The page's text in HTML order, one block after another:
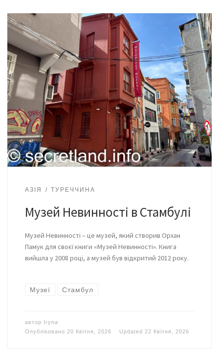
АЗІЯ ТУРЕЧЧИНА
Музей Невинності в Стамбулі
Музей Невинності – це музей, який створив Орхан
Памук для своєї книги «Музей Невинності». Книга
вийшла у 2008 році, а музей був відкритий 2012 року.
Музеї Стамбул
автор Iryna
Опубліковано 20 Квітня, 2026 Updated 22 Квітня, 2026